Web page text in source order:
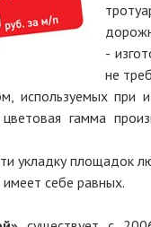
-
не
используемых при
гамма
укладку площадок
себе равных.